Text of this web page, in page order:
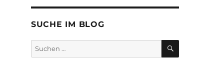
SUCHE IM BLOG
Suchen
nach:
SUCHEN